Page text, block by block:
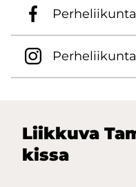
Liik­ku­va
kis­sa